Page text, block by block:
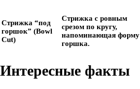
Стрижка “под
горшок” (Bowl
Cut)
Стрижка с ровным
срезом по кругу,
напоминающая форму
горшка.
Интересные факты